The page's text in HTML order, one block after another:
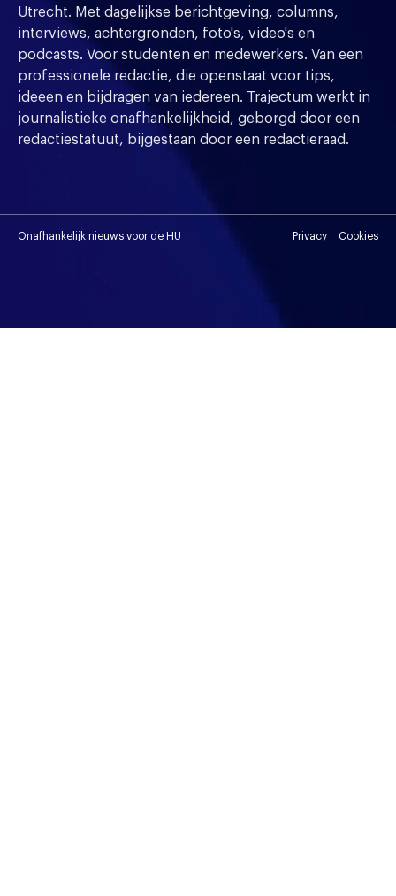
Utrecht. Met dagelijkse berichtgeving, columns,
interviews, achtergronden, foto's, video's en
podcasts. Voor studenten en medewerkers. Van een
professionele redactie, die openstaat voor tips,
ideeen en bijdragen van iedereen. Trajectum werkt in
journalistieke onafhankelijkheid, geborgd door een
redactiestatuut, bijgestaan door een redactieraad.
Onafhankelijk nieuws voor de HU Privacy Cookies